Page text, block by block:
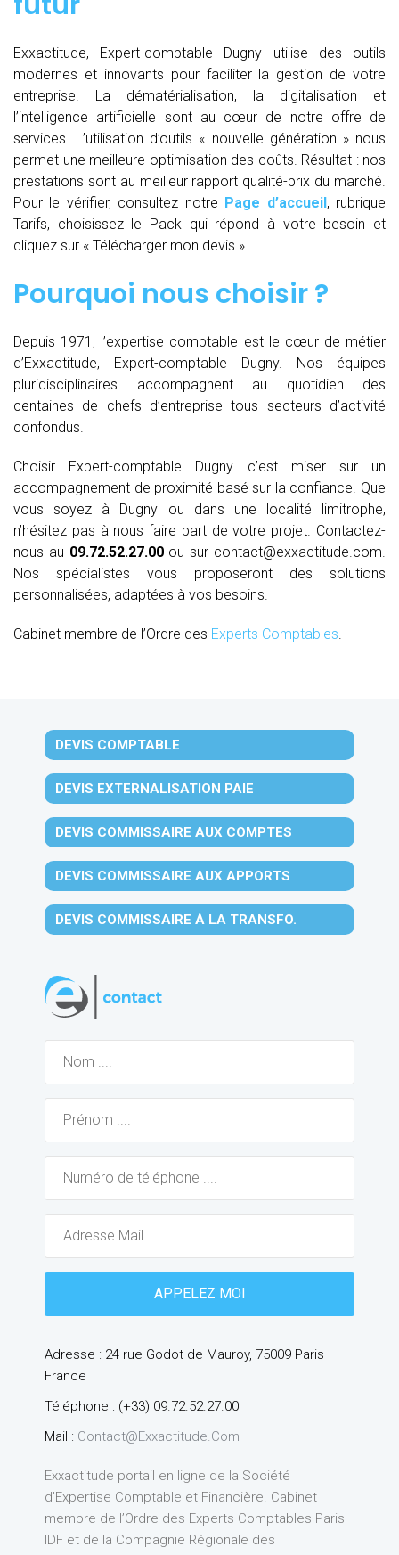
Exxactitude, Expert-comptable Dugny utilise des outils
modernes et innovants pour faciliter la gestion de votre
entreprise. La dématérialisation, la digitalisation et
l’intelligence artificielle sont au cœur de notre offre de
services. L’utilisation d’outils « nouvelle génération » nous
permet une meilleure optimisation des coûts. Résultat : nos
prestations sont au meilleur rapport qualité-prix du marché.
Pour le vérifier, consultez notre Page d’accueil, rubrique
Tarifs, choisissez le Pack qui répond à votre besoin et
cliquez sur « Télécharger mon devis ».
Pourquoi nous choisir ?
Depuis 1971, l’expertise comptable est le cœur de métier
d’Exxactitude, Expert-comptable Dugny. Nos équipes
pluridisciplinaires accompagnent au quotidien des
centaines de chefs d’entreprise tous secteurs d’activité
confondus.
Choisir Expert-comptable Dugny c’est miser sur un
accompagnement de proximité basé sur la confiance. Que
vous soyez à Dugny ou dans une localité limitrophe,
n’hésitez pas à nous faire part de votre projet. Contactez-
nous au 09.72.52.27.00ou sur contact@exxactitude.com.
Nos spécialistes vous proposeront des solutions
personnalisées, adaptées à vos besoins.
Cabinet membre de l’Ordre des Experts Comptables
DEVIS COMPTABLE
DEVIS EXTERNALISATION PAIE
DEVIS COMMISSAIRE AUX COMPTES
DEVIS COMMISSAIRE AUX APPORTS
DEVIS COMMISSAIRE À LA TRANSFO.
Adresse : 24 rue Godot de Mauroy, 75009 Paris –
France
Téléphone : (+33) 09.72.52.27.00
Mail : Contact@exxactitude.com
Exxactitude portail en ligne de la Société
d’Expertise Comptable et Financière. Cabinet
membre de l’Ordre des Experts Comptables Paris
IDF et de la Compagnie Régionale des